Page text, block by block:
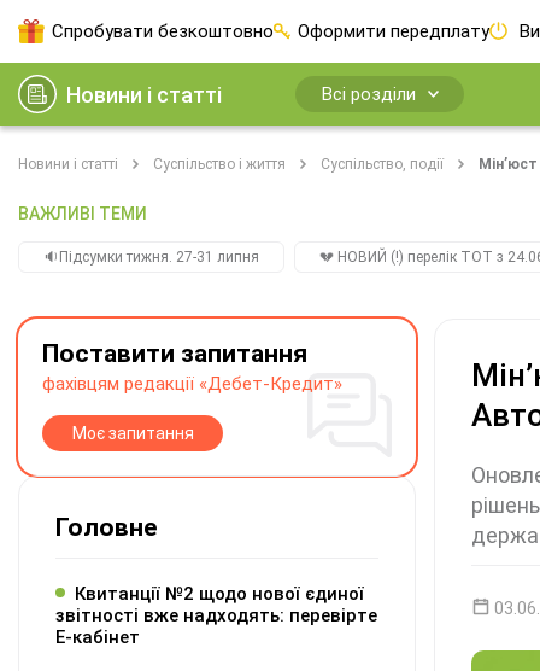
Спробувати безкоштовно Оформити передплату
Новини і статті Всі розділи
Новини і статті Суспільство і життя Суспільство, події
ВАЖЛИВІ ТЕМИ
🔉Підсумки тижня. 27-31 липня 💔 НОВИЙ (!) перелік ТОТ з
Поставити запитання
фахівцям редакції «Дебет-Кредит»
Моє запитання
Головне
Квитанції №2 щодо нової єдиної
звітності вже надходять: перевірте
Е-кабінет